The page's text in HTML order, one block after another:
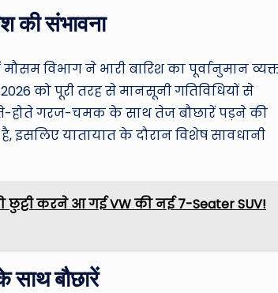
की संभावना
विभाग ने भारी बारिश का पूर्वानुमान
को पूरी तरह से मानसूनी गतिविधियों से
होते गरज-चमक के साथ तेज बौछारें पड़ने की
इसलिए यातायात के दौरान विशेष सावधानी
छुट्टी करने आ गई VW की नई 7-Seater SUV!
बौछारें